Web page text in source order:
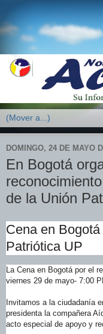
DOMINGO, 24 DE MAYO
En Bogotá
de la Unión
Cena en
Patriótica UP
La Cena en Bogotá por el
viernes 29 de mayo- 7:00
Invitamos a la ciudadanía
presidenta la compañera
acto especial de apoyo y